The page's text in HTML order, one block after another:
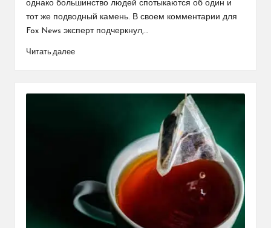
однако большинство людей спотыкаются об один и
тот же подводный камень. В своем комментарии для
Fox News эксперт подчеркнул,…
Читать далее